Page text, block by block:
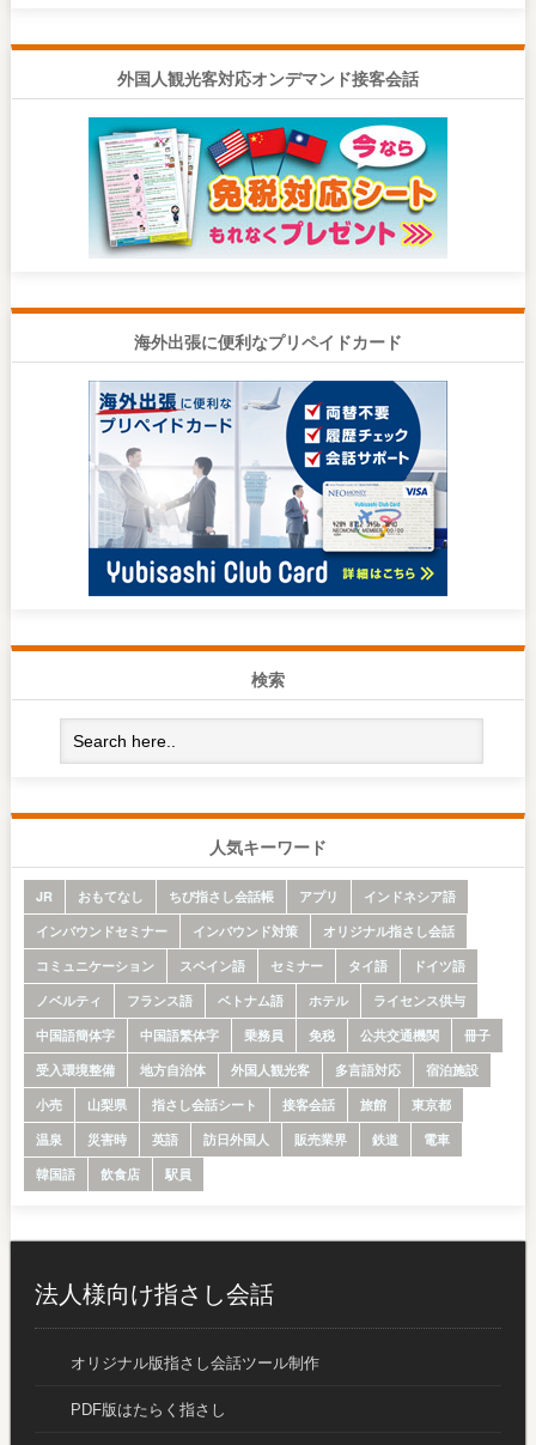
外国人観光客対応オンデマンド接客会話
海外出張に便利なプリペイドカード
検索
人気キーワード
JR おもてなし ちび指さし会話帳 アプリ
インドネシア語
インバウンドセミナー
インバウンド対策
オリジナル指さし会話
コミュニケーション
スペイン語 セミナー タイ語
ドイツ語
ノベルティ
フランス語 ベトナム語 ホテル
ライセンス供与
中国語簡体字
中国語繁体字 乗務員 免税 公共交通機関
冊子
受入環境整備
地方自治体 外国人観光客 多言語対応
宿泊施設
小売
山梨県 指さし会話シート 接客会話 旅館
東京都
温泉
災害時 英語 訪日外国人 販売業界 鉄道
電車
韓国語
飲食店 駅員
法人様向け指さし会話
オリジナル版指さし会話ツール制作
PDF版はたらく指さし